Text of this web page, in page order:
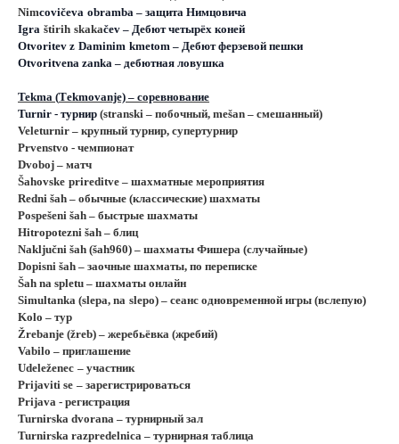
Nimcovičeva obramba – защита Нимцовича
Igra štirih skakačev – Дебют четырёх коней
Otvoritev z Daminim kmetom – Дебют ферзевой пешки
Otvoritvena zanka – дебютная ловушка
Tekma (Tekmovanje) – соревнование
Turnir - турнир (stranski – побочный, mešan – смешанный)
Veleturnir – крупный турнир, супертурнир
Prvenstvo - чемпионат
Dvoboj – матч
Šahovske prireditve – шахматные мероприятия
Redni šah – обычные (классические) шахматы
Pospešeni šah – быстрые шахматы
Hitropotezni šah – блиц
Naključni šah (šah960) – шахматы Фишера (случайные)
Dopisni šah – заочные шахматы, по переписке
Šah na spletu – шахматы онлайн
Simultanka (slepa, na slepo) – сеанс одновременной игры (вслепую)
Kolo – тур
Žrebanje (žreb) – жеребьёвка (жребий)
Vabilo – приглашение
Udeleženec – участник
Prijaviti se – зарегистрироваться
Prijava - регистрация
Turnirska dvorana – турнирный зал
Turnirska razpredelnica – турнирная таблица